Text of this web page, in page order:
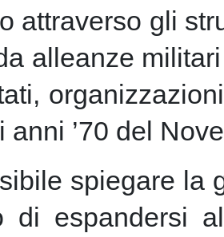
attraverso gli
alleanze
anni ’70 del
spiegare la
di espandersi